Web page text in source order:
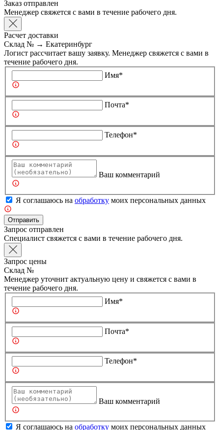
Заказ отправлен
Менеджер свяжется с вами в течение рабочего дня.
Расчет доставки
Склад № → Екатеринбург
Логист рассчитает вашу заявку. Менеджер свяжется с вами в
течение рабочего дня.
Имя*
Почта*
Телефон*
Ваш комментарий
Я соглашаюсь на обработку моих персональных данных
Отправить
Запрос отправлен
Специалист свяжется с вами в течение рабочего дня.
Запрос цены
Склад №
Менеджер уточнит актуальную цену и свяжется с вами в
течение рабочего дня.
Имя*
Почта*
Телефон*
Ваш комментарий
Я соглашаюсь на обработку моих персональных данных